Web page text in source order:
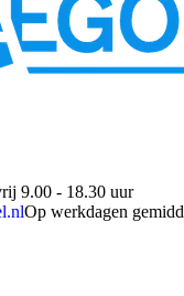
9.00 - 18.30 uur
Op werkdagen